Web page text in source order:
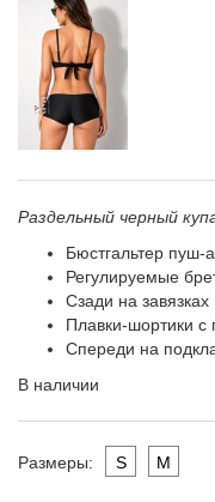
Раздельный черный
Бюстгальтер пуш-
Регулируемые
Сзади на завязках
Плавки-шортики с
Спереди на
В наличии
Размеры: S M